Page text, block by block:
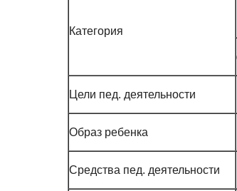
Категория
Цели пед. деятельности
Образ ребенка
Средства пед. деятельности